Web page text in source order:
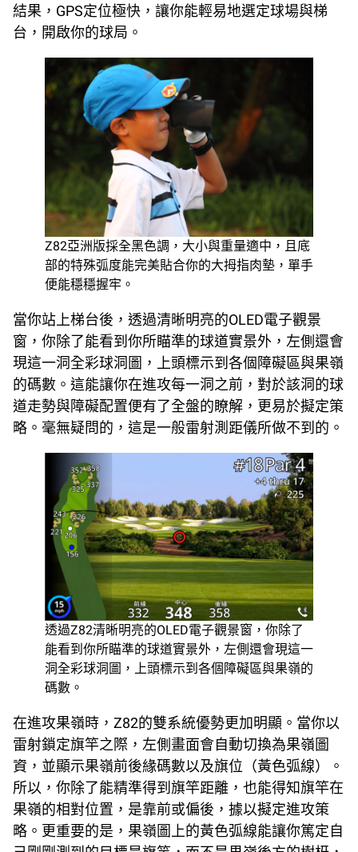
結果，GPS定位極快，讓你能輕易地選定球場與梯
台，開啟你的球局。
Z82亞洲版採全黑色調，大小與重量適中，且底
部的特殊弧度能完美貼合你的大拇指肉墊，單手
便能穩穩握牢。
當你站上梯台後，透過清晰明亮的OLED電子觀景
窗，你除了能看到你所瞄準的球道實景外，左側還會
現這一洞全彩球洞圖，上頭標示到各個障礙區與果嶺
的碼數。這能讓你在進攻每一洞之前，對於該洞的球
道走勢與障礙配置便有了全盤的瞭解，更易於擬定策
略。毫無疑問的，這是一般雷射測距儀所做不到的。
透過Z82清晰明亮的OLED電子觀景窗，你除了
能看到你所瞄準的球道實景外，左側還會現這一
洞全彩球洞圖，上頭標示到各個障礙區與果嶺的
碼數。
在進攻果嶺時，Z82的雙系統優勢更加明顯。當你以
雷射鎖定旗竿之際，左側畫面會自動切換為果嶺圖
資，並顯示果嶺前後緣碼數以及旗位（黃色弧線）。
所以，你除了能精準得到旗竿距離，也能得知旗竿在
果嶺的相對位置，是靠前或偏後，據以擬定進攻策
略。更重要的是，果嶺圖上的黃色弧線能讓你篤定自